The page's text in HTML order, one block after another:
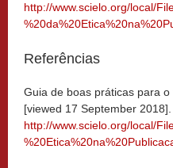
http://www.scielo.org/local/
Referências
Guia de boas práticas para
[viewed 17 September
http://www.scielo.org/local/